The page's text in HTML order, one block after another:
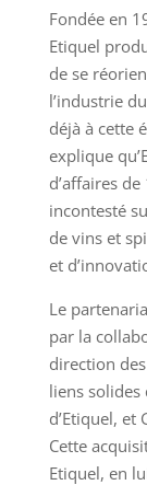
Fondée en
Etiquel
de se
l’industrie
déjà à cette
explique
d’affaires
incontesté
de vins et
et
Le
par la
direction
liens solides
d’Etiquel, et
Cette
Etiquel, en